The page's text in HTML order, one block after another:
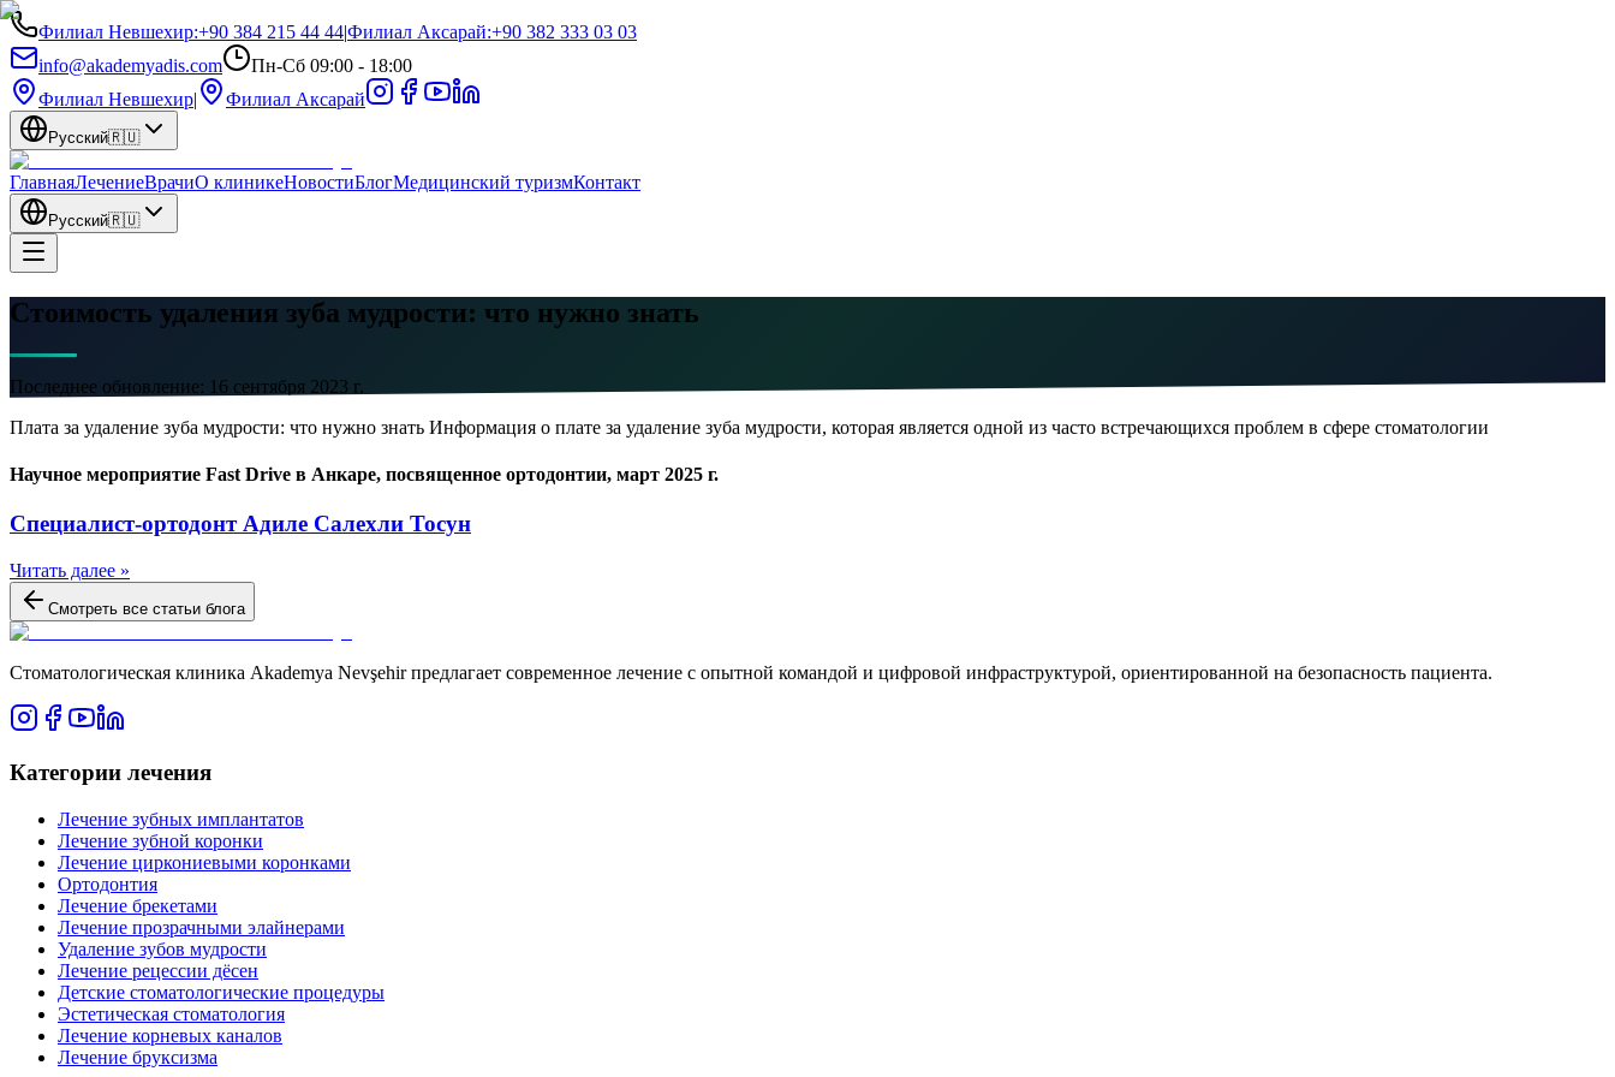
Филиал Невшехир:+90 384 215 44 44|Филиал Аксарай:+90 382 333 03 03
info@akademyadis.com
Пн-Сб 09:00 - 18:00
Филиал Невшехир| Филиал Аксарай
Русский🇷🇺
ГлавнаяЛечениеВрачиО клиникеНовостиБлогМедицинский туризмКонтакт
Русский🇷🇺
Стоимость удаления зуба мудрости: что нужно знать
Последнее обновление: 16 сентября 2023 г.
Плата за удаление зуба мудрости: что нужно знать Информация о плате за удаление зуба мудрости, которая является одной из часто встречающихся проблем в сфере стоматологии
Научное мероприятие Fast Drive в Анкаре, посвященное ортодонтии, март 2025 г.
Специалист-ортодонт Адиле Салехли Тосун
Читать далее »
Смотреть все статьи блога
Стоматологическая клиника Akademya Nevşehir предлагает современное лечение с опытной командой и цифровой инфраструктурой, ориентированной на безопасность пациента.
Категории лечения
Лечение зубных имплантатов
Лечение зубной коронки
Лечение циркониевыми коронками
Ортодонтия
Лечение брекетами
Лечение прозрачными элайнерами
Удаление зубов мудрости
Лечение рецессии дёсен
Детские стоматологические процедуры
Эстетическая стоматология
Лечение корневых каналов
Лечение бруксизма